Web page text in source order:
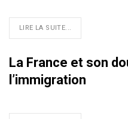
LIRE LA SUITE...
La France et son
l’immigration